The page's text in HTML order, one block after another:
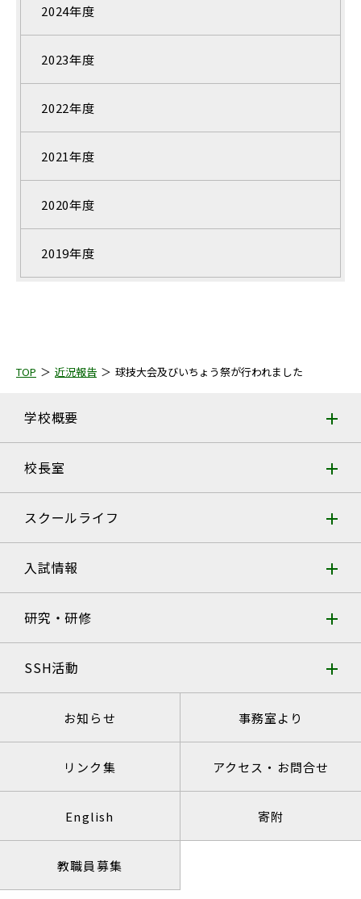
2024年度
2023年度
2022年度
2021年度
2020年度
2019年度
TOP 近況報告 球技大会及びいちょう祭が行われました
学校概要
校長室
スクールライフ
入試情報
研究・研修
SSH活動
お知らせ 事務室より
リンク集 アクセス・お問合せ
English 寄附
教職員募集